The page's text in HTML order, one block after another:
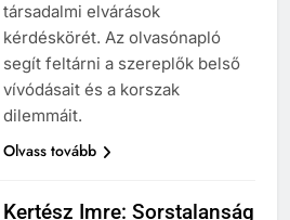
társadalmi elvárások
kérdéskörét. Az olvasónapló
segít feltárni a szereplők belső
vívódásait és a korszak
dilemmáit.
Olvass tovább
Kertész Imre: Sorstalanság